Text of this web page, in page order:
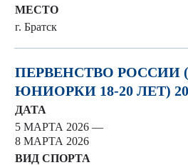
МЕСТО
г. Братск
ПЕРВЕНСТВО
ЮНИОРКИ 18-20 ЛЕТ)
ДАТА
5 МАРТА 2026 —
8 МАРТА 2026
ВИД СПОРТА